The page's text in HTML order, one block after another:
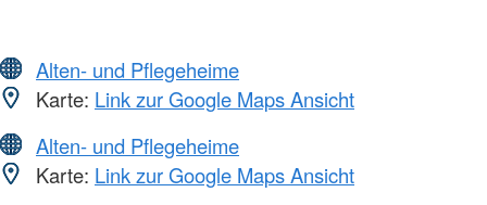
Alten- und Pflegeheime
Karte: Link zur Google Maps Ansicht
Alten- und Pflegeheime
Karte: Link zur Google Maps Ansicht